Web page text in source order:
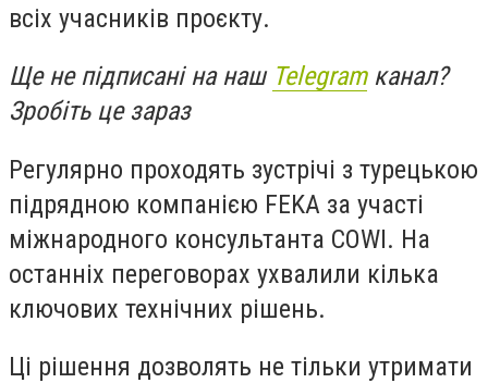
всіх учасників проєкту.
Ще не підписані на наш Telegramканал?
Зробіть це зараз
Регулярно проходять зустрічі з турецькою
підрядною компанією FEKA за участі
міжнародного консультанта COWI. На
останніх переговорах ухвалили кілька
ключових технічних рішень.
Ці рішення дозволять не тільки утримати